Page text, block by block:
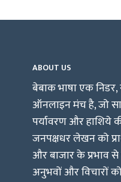
ABOUT US
बेबाक भाषा एक
ऑनलाइन मंच है, जो
पर्यावरण और हाशिये
जनपक्षधर लेखन को
और बाजार के प्रभाव
अनुभवों और विचारों